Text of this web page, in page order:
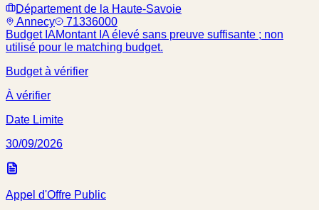
Département de la Haute-Savoie
Annecy
71336000
Budget IAMontant IA élevé sans preuve suffisante ; non
utilisé pour le matching budget.
Budget à vérifier
À vérifier
Date Limite
30/09/2026
Appel d'Offre Public